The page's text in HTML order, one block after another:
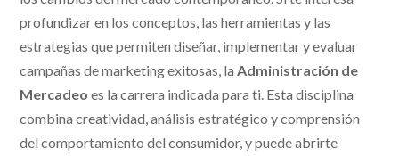
profundizar en los conceptos, las herramientas y las
estrategias que permiten diseñar, implementar y evaluar
campañas de marketing exitosas, la Administración de
Mercadeo es la carrera indicada para ti. Esta disciplina
combina creatividad, análisis estratégico y comprensión
del comportamiento del consumidor, y puede abrirte